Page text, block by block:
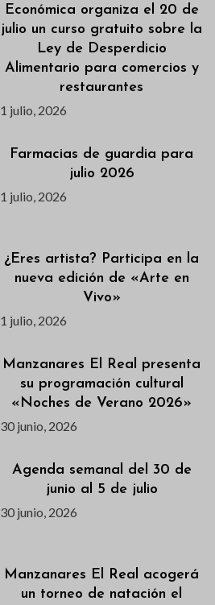
Económica organiza el 20 de
julio un curso gratuito sobre la
Ley de Desperdicio
Alimentario para comercios y
restaurantes
1 julio, 2026
Farmacias de guardia para
julio 2026
1 julio, 2026
¿Eres artista? Participa en la
nueva edición de «Arte en
Vivo»
1 julio, 2026
Manzanares El Real presenta
su programación cultural
«Noches de Verano 2026»
30 junio, 2026
Agenda semanal del 30 de
junio al 5 de julio
30 junio, 2026
Manzanares El Real acogerá
un torneo de natación el